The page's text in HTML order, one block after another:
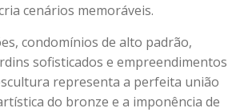
cenários memoráveis.
condomínios de alto padrão,
sofisticados e empreendimentos
representa a perfeita união
do bronze e a imponência de